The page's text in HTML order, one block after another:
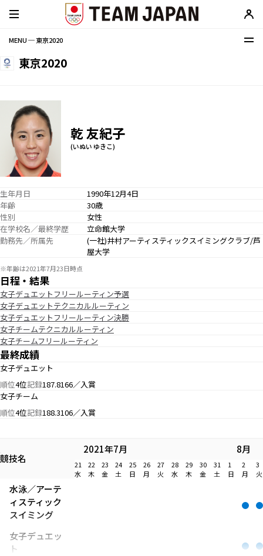
MENU ─ 東京2020
東京2020
乾 友紀子
(いぬい ゆきこ)
生年月日
1990年12月4日
年齢
30歳
性別
女性
在学校名／最終学歴
立命館大学
勤務先／所属先
(一社)井村アーティスティックスイミングクラブ/芦
屋大学
※年齢は2021年7月23日時点
日程・結果
女子デュエットフリールーティン予選
女子デュエットテクニカルルーティン
女子デュエットフリールーティン決勝
女子チームテクニカルルーティン
女子チームフリールーティン
最終成績
女子デュエット
順位4位記録187.8166／入賞
女子チーム
順位4位記録188.3106／入賞
競技名
2021年7月 8月
21 22 23 24 25 26 27 28 29 30 31 1 2
3
水
木 金 土 日 月 火 水 木 金 土 日 月 火
水泳／アーテ
ィスティック
スイミング
女子デュエッ
ト